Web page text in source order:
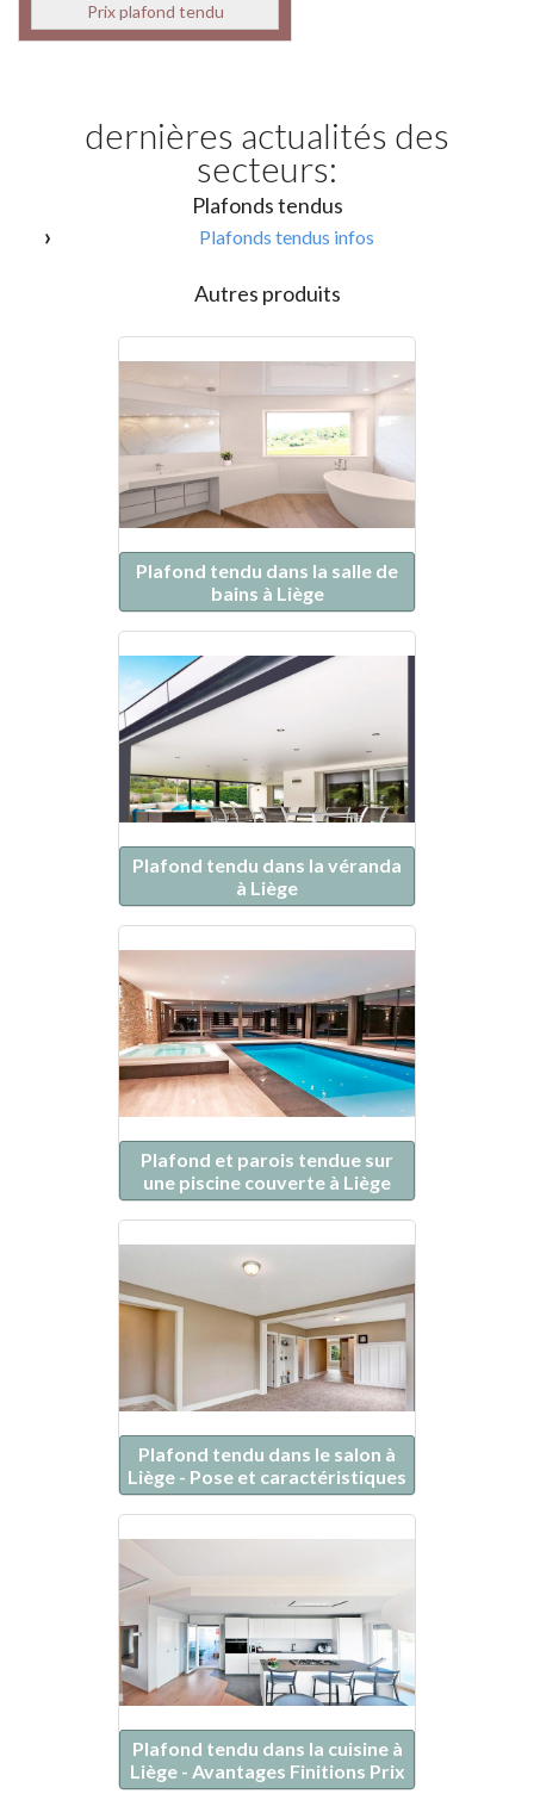
Prix plafond tendu
dernières actualités des
secteurs:
Plafonds tendus
Plafonds tendus infos
Autres produits
Plafond tendu dans la salle de
bains à Liège
Plafond tendu dans la véranda
à Liège
Plafond et parois tendue sur
une piscine couverte à Liège
Plafond tendu dans le salon à
Liège - Pose et caractéristiques
Plafond tendu dans la cuisine à
Liège - Avantages Finitions Prix